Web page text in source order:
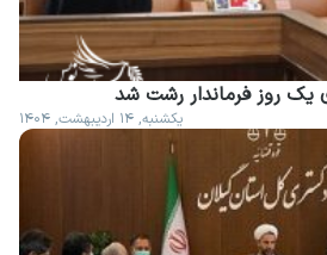
یک روز فرماندار رشت شد
یکشنبه, ۱۴ اردیبهشت, ۱۴۰۴